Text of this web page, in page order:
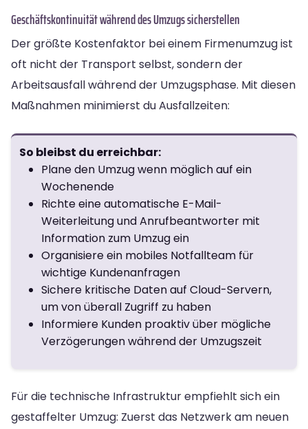
Geschäftskontinuität während des Umzugs sicherstellen
Der größte Kostenfaktor bei einem Firmenumzug ist
oft nicht der Transport selbst, sondern der
Arbeitsausfall während der Umzugsphase. Mit diesen
Maßnahmen minimierst du Ausfallzeiten:
So bleibst du erreichbar:
Plane den Umzug wenn möglich auf ein
Wochenende
Richte eine automatische E-Mail-
Weiterleitung und Anrufbeantworter mit
Information zum Umzug ein
Organisiere ein mobiles Notfallteam für
wichtige Kundenanfragen
Sichere kritische Daten auf Cloud-Servern,
um von überall Zugriff zu haben
Informiere Kunden proaktiv über mögliche
Verzögerungen während der Umzugszeit
Für die technische Infrastruktur empfiehlt sich ein
gestaffelter Umzug: Zuerst das Netzwerk am neuen